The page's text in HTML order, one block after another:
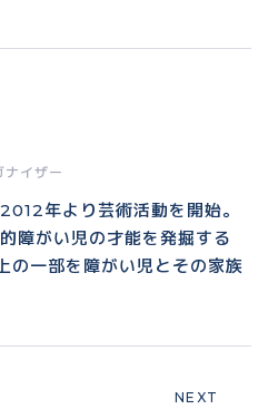
イザー
年より芸術活動を開始。
障がい児の才能を発掘する
の一部を障がい児とその家族
NEXT